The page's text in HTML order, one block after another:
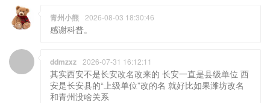
青州小熊 2026-08-03 18:30:46
感谢科普。
ddmzxz 2026-07-31 16:12:11
其实西安不是长安改名改来的 长安一直是县级单位 西
安是长安县的“上级单位”改的名 就好比如果潍坊改名
和青州没啥关系